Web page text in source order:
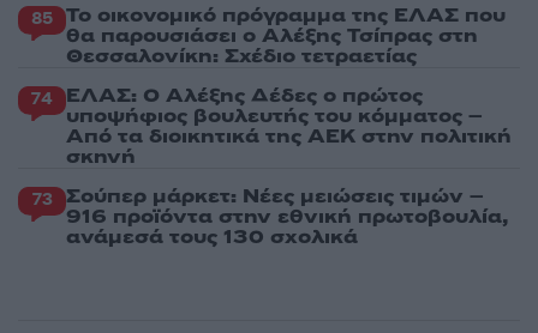
85 Το οικονομικό πρόγραμμα της ΕΛΑΣ που
θα παρουσιάσει ο Αλέξης Τσίπρας στη
Θεσσαλονίκη: Σχέδιο τετραετίας
74 ΕΛΑΣ: Ο Αλέξης Δέδες ο πρώτος
υποψήφιος βουλευτής του κόμματος –
Από τα διοικητικά της ΑΕΚ στην πολιτική
σκηνή
73 Σούπερ μάρκετ: Νέες μειώσεις τιμών –
916 προϊόντα στην εθνική πρωτοβουλία,
ανάμεσά τους 130 σχολικά